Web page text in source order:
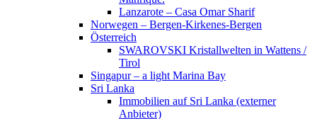
Lanzarote – Casa Omar Sharif
Norwegen – Bergen-Kirkenes-Bergen
Österreich
SWAROVSKI Kristallwelten in Wattens /
Tirol
Singapur – a light Marina Bay
Sri Lanka
Immobilien auf Sri Lanka (externer
Anbieter)